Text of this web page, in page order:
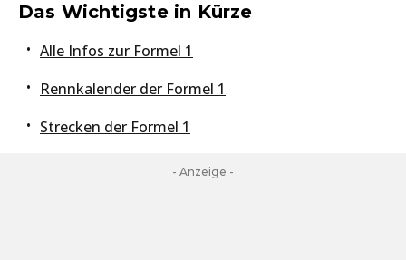
Das Wichtigste in Kürze
Alle Infos zur Formel 1
Rennkalender der Formel 1
Strecken der Formel 1
- Anzeige -